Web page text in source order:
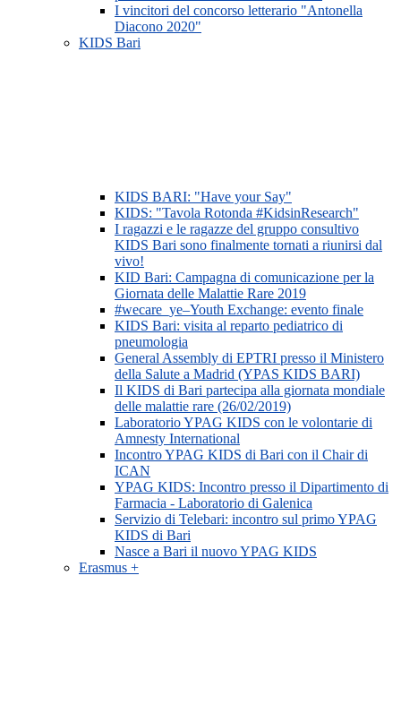
I vincitori del concorso letterario "Antonella
Diacono 2020"
KIDS Bari
KIDS BARI: "Have your Say"
KIDS: "Tavola Rotonda #KidsinResearch"
I ragazzi e le ragazze del gruppo consultivo
KIDS Bari sono finalmente tornati a riunirsi dal
vivo!
KID Bari: Campagna di comunicazione per la
Giornata delle Malattie Rare 2019
#wecare_ye–Youth Exchange: evento finale
KIDS Bari: visita al reparto pediatrico di
pneumologia
General Assembly di EPTRI presso il Ministero
della Salute a Madrid (YPAS KIDS BARI)
Il KIDS di Bari partecipa alla giornata mondiale
delle malattie rare (26/02/2019)
Laboratorio YPAG KIDS con le volontarie di
Amnesty International
Incontro YPAG KIDS di Bari con il Chair di
ICAN
YPAG KIDS: Incontro presso il Dipartimento di
Farmacia - Laboratorio di Galenica
Servizio di Telebari: incontro sul primo YPAG
KIDS di Bari
Nasce a Bari il nuovo YPAG KIDS
Erasmus +